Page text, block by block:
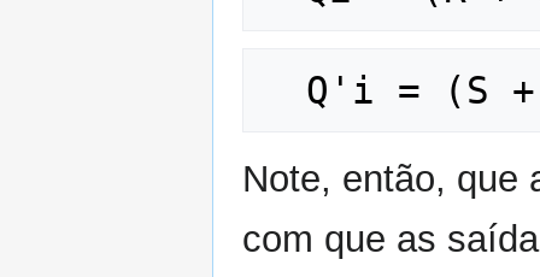
Note, então, que
com que as